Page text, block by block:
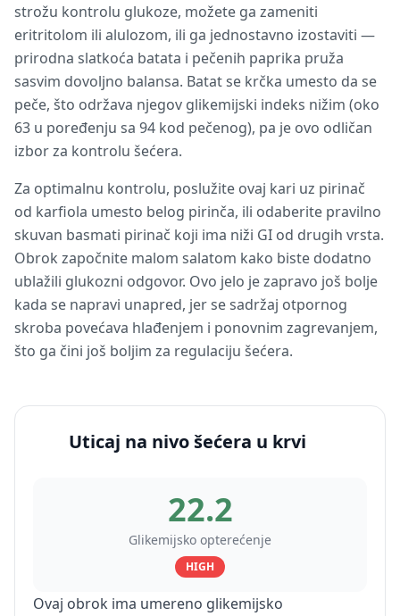
strožu kontrolu glukoze, možete ga zameniti
eritritolom ili alulozom, ili ga jednostavno izostaviti —
prirodna slatkoća batata i pečenih paprika pruža
sasvim dovoljno balansa. Batat se krčka umesto da se
peče, što održava njegov glikemijski indeks nižim (oko
63 u poređenju sa 94 kod pečenog), pa je ovo odličan
izbor za kontrolu šećera.
Za optimalnu kontrolu, poslužite ovaj kari uz pirinač
od karfiola umesto belog pirinča, ili odaberite pravilno
skuvan basmati pirinač koji ima niži GI od drugih vrsta.
Obrok započnite malom salatom kako biste dodatno
ublažili glukozni odgovor. Ovo jelo je zapravo još bolje
kada se napravi unapred, jer se sadržaj otpornog
skroba povećava hlađenjem i ponovnim zagrevanjem,
što ga čini još boljim za regulaciju šećera.
Uticaj na nivo šećera u krvi
22.2
Glikemijsko opterećenje
HIGH
Ovaj obrok ima umereno glikemijsko